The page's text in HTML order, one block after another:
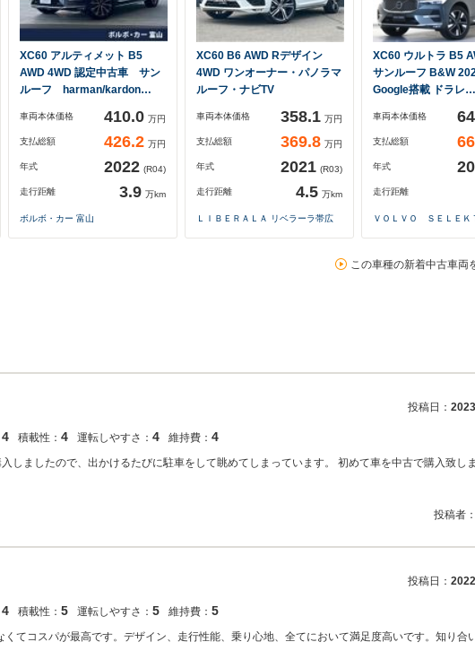
XC60 アルティメット B5
AWD 4WD 認定中古車 サン
ルーフ harman/kardon…
車両本体価格 410.0 万円
支払総額 426.2 万円
年式 2022 (R04)
走行距離 3.9 万km
ボルボ・カー 富山
XC60 B6 AWD Rデザイン
4WD ワンオーナー・パノラマ
ルーフ・ナビTV
車両本体価格 358.1 万円
支払総額 369.8 万円
年式 2021 (R03)
走行距離 4.5 万km
ＬＩＢＥＲＡＬＡ リベラーラ帯広
XC60 ウルトラ B5
サンルーフ B&W
Google搭載 ドラレ…
車両本体価格
支払総額
年式
走行距離
ＶＯＬＶＯ ＳＥＬＥ
この車種の新着中古車両
投稿日：
4 積載性： 4 運転しやすさ： 4 維持費： 4
しましたので、出かけるたびに駐車をして眺めてしまっています。 初めて車を中古で購入致し
投稿者：
投稿日：
4 積載性： 5 運転しやすさ： 5 維持費： 5
てコスパが最高です。デザイン、走行性能、乗り心地、全てにおいて満足度高いです。知り合